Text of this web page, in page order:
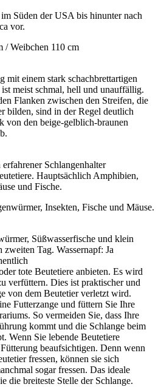
Süden der USA bis hinunter nach
vor.
/ Weibchen 110 cm
mit einem stark schachbrettartigen
meist schmal, hell und unauffällig.
Flanken zwischen den Streifen, die
bilden, sind in der Regel deutlich
von den beige-gelblich-braunen
Schlangenhalter
Hauptsächlich Amphibien,
und Fische.
Insekten, Fische und Mäuse.
Süßwasserfische und klein
zweiten Tag. Wassernapf: Ja
tote Beutetiere anbieten. Es wird
verfüttern. Dies ist praktischer und
von dem Beutetier verletzt wird.
Futterzange und füttern Sie Ihre
So vermeiden Sie, dass Ihre
kommt und die Schlange beim
Wenn Sie lebende Beutetiere
beaufsichtigen. Denn wenn
fressen, können sie sich
sogar fressen. Das ideale
die breiteste Stelle der Schlange.